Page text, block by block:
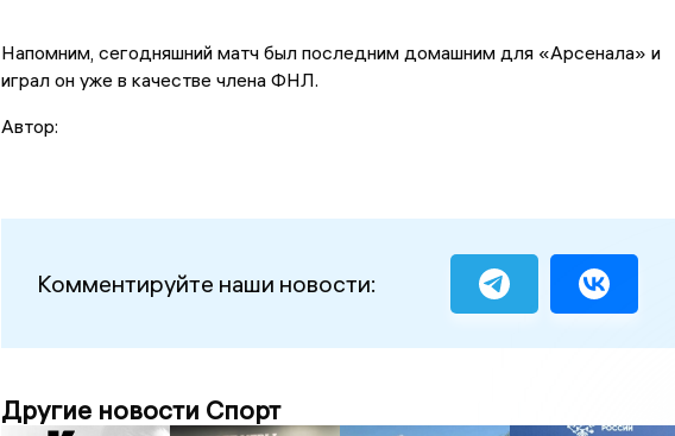
Напомним, сегодняшний матч был последним домашним для «Арсенала» и
играл он уже в качестве члена ФНЛ.
Автор:
Комментируйте наши новости:
Другие новости Спорт